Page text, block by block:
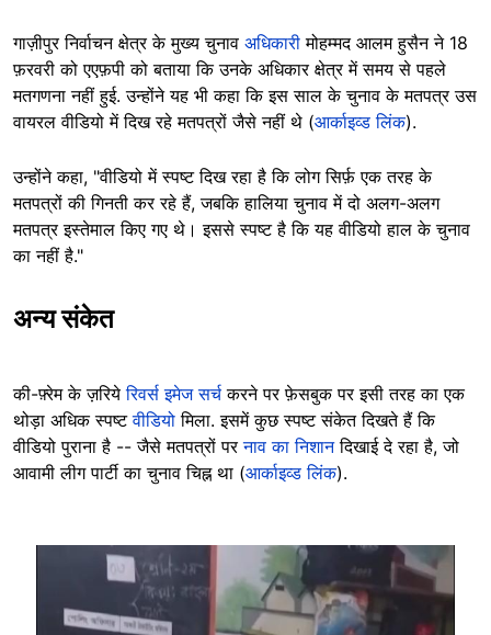
गाज़ीपुर निर्वाचन क्षेत्र के मुख्य चुनाव अधिकारीमोहम्मद आलम हुसैन ने 18
फ़रवरी को एएफ़पी को बताया कि उनके अधिकार क्षेत्र में समय से पहले
मतगणना नहीं हुई. उन्होंने यह भी कहा कि इस साल के चुनाव के मतपत्र उस
वायरल वीडियो में दिख रहे मतपत्रों जैसे नहीं थे (आर्काइव्ड लिंक).
उन्होंने कहा, "वीडियो में स्पष्ट दिख रहा है कि लोग सिर्फ़ एक तरह के
मतपत्रों की गिनती कर रहे हैं, जबकि हालिया चुनाव में दो अलग-अलग
मतपत्र इस्तेमाल किए गए थे। इससे स्पष्ट है कि यह वीडियो हाल के चुनाव
का नहीं है."
अन्य संकेत
की-फ़्रेम के ज़रियेरिवर्स इमेज सर्चकरने पर फ़ेसबुक पर इसी तरह का एक
थोड़ा अधिक स्पष्टवीडियोमिला. इसमें कुछ स्पष्ट संकेत दिखते हैं कि
वीडियो पुराना है -- जैसे मतपत्रों परनाव का निशानदिखाई दे रहा है, जो
आवामी लीग पार्टी का चुनाव चिह्न था (आर्काइव्ड लिंक).